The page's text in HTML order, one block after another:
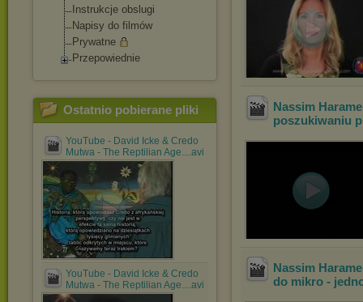
Instrukcje obslugi
Napisy do filmów
Prywatne
Przepowiednie
Ostatnio pobierane pliki
YouTube - David Icke & Credo
Mutwa - The Reptilian Age....avi
YouTube - David Icke & Credo
Mutwa - The Reptilian Age....avi
Nassim
poszukiwaniu
Nassim
do mikro -